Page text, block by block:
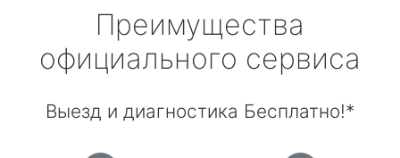
Преимущества
официального сервиса
Выезд и диагностика Бесплатно!*